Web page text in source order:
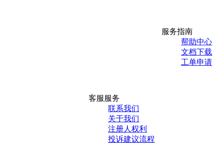
服务指南
帮助中心
文档下载
工单申请
客服服务
联系我们
关于我们
注册人权利
投诉建议流程